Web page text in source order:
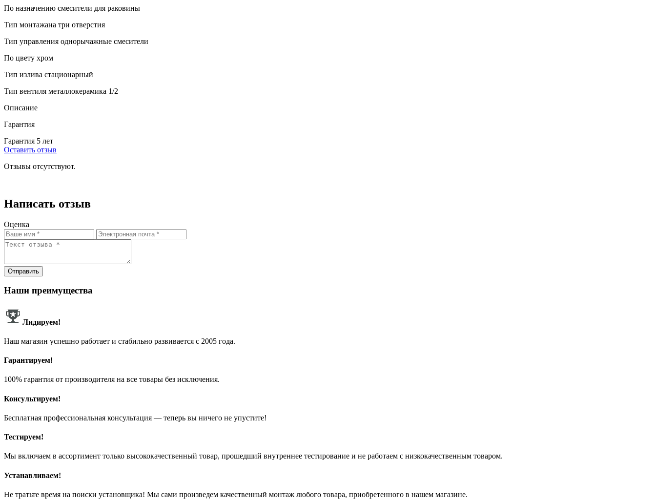
По назначению смесители для раковины
Тип монтажана три отверстия
Тип управления однорычажные смесители
По цвету хром
Тип излива стационарный
Тип вентиля металлокерамика 1/2
Описание
Гарантия
Гарантия 5 лет
Оставить отзыв
Отзывы отсутствуют.
Написать отзыв
Оценка
Отправить
Наши преимущества
Лидируем!
Наш магазин успешно работает и стабильно развивается с 2005 года.
Гарантируем!
100% гарантия от производителя на все товары без исключения.
Консультируем!
Бесплатная профессиональная консультация — теперь вы ничего не упустите!
Тестируем!
Мы включаем в ассортимент только высококачественный товар, прошедший внутреннее тестирование и не работаем с низкокачественным товаром.
Устанавливаем!
Не тратьте время на поиски установщика! Мы сами произведем качественный монтаж любого товара, приобретенного в нашем магазине.